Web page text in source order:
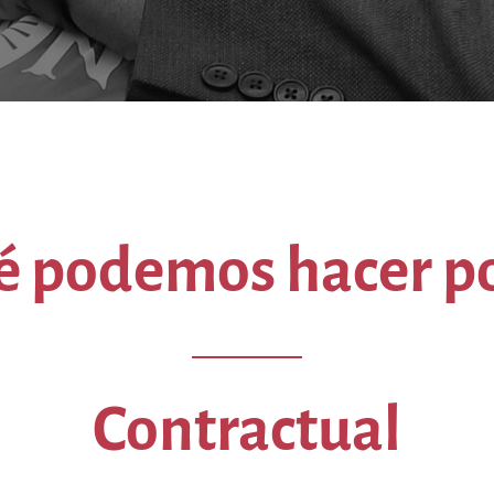
podemos hacer
Contractual